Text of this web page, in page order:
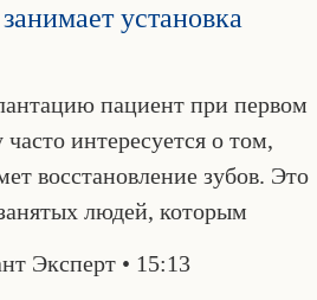
установка
пациент при первом
часто интересуется о том,
восстановление зубов. Это
людей, которым
Эксперт 15:13